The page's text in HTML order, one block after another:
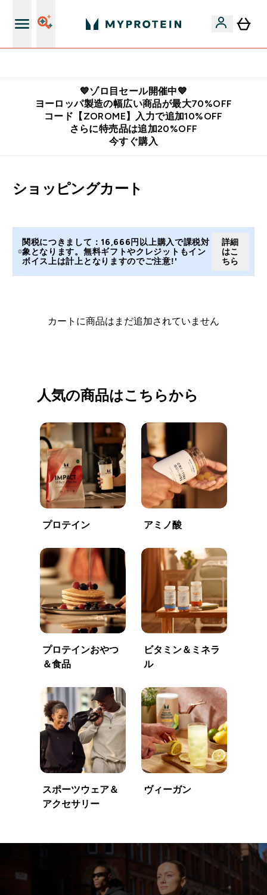
💙ゾロ目セール開催中💙
ヨーロッパ製造の幅広い商品が最大70%OFF
コード【ZOROME】入力で追加10%OFF
さらに特売品は追加20%OFF
今すぐ購入
ショッピングカート
関税につきまして：16,666円以上購入で課税対
象となります。無料ギフトやクレジットもイン
ボイス上は計上となりますのでご注意!'
詳細
はこ
ちら
カートに商品はまだ追加されていません
人気の商品はこちらから
プロテイン アミノ酸
プロテインおやつ
＆食品
ビタミン＆ミネラ
ル
スポーツウェア＆
アクセサリー
ヴィーガン